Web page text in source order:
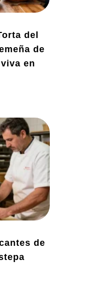
del
de
en
de